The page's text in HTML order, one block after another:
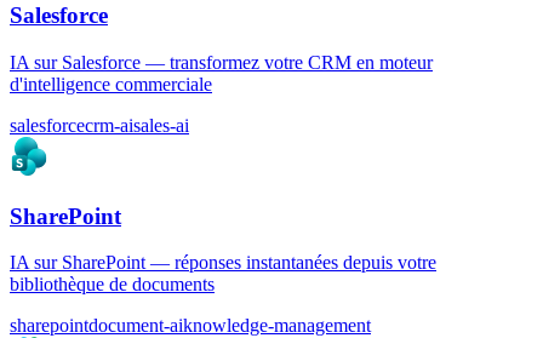
Salesforce
IA sur Salesforce — transformez votre CRM en moteur
d'intelligence commerciale
salesforcecrm-aisales-ai
SharePoint
IA sur SharePoint — réponses instantanées depuis votre
bibliothèque de documents
sharepointdocument-aiknowledge-management